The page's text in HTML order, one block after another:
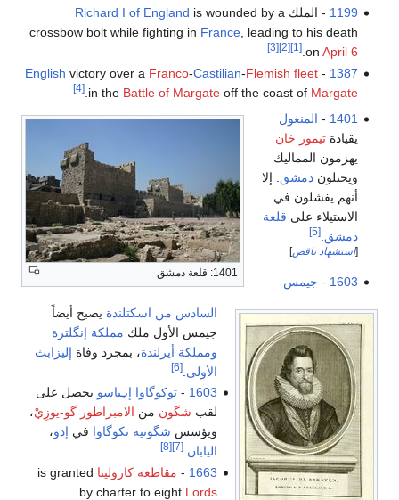
1199 - الملك Richard I of England is wounded by a
crossbow bolt while fighting in France, leading to his death
on April 6
.
[1]
[2]
[3]
1387
-
English victory over a Franco-Castilian-Flemish fleet
in the Battle of Margateoff the coast of Margate
.
[4]
1401: قلعة دمشق
1401
- المنغول
يقيادةتيمور خان
يهزمون المماليك
ويحتلوندمشق . إلا
أنهم يفشلون في
الاستيلاء على قلعة
دمشق .
[5]
[استشهاد ناقص]
1603
- جيمس
السادس من اسكتلندة يصبح أيضاً
جيمس الأول ملك مملكة إنگلترة
ومملكة أيرلندة، بمجرد وفاة إليزابث
الأولى [6]
1603
- توكوگاوا إيـِياسو يحصل على
لقب شگون من الامبراطور گو-يوزِيْ،
ويؤسس شگونية تكوگاوا في إدو،
اليابان.
[7]
[8]
1663
- مقاطعة كارولينا is granted
by charter to eight Lords